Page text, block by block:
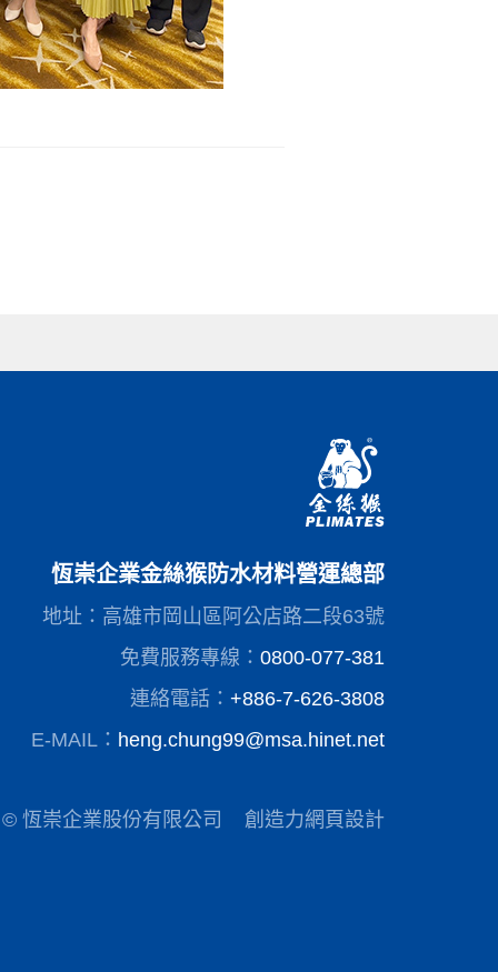
恆崇企業金絲猴防水材料營運總部
地址：高雄市岡山區阿公店路二段63號
免費服務專線： 0800-077-381
連絡電話： +886-7-626-3808
E-MAIL： heng.chung99@msa.hinet.net
© 恆崇企業股份有限公司 創造力網頁設計